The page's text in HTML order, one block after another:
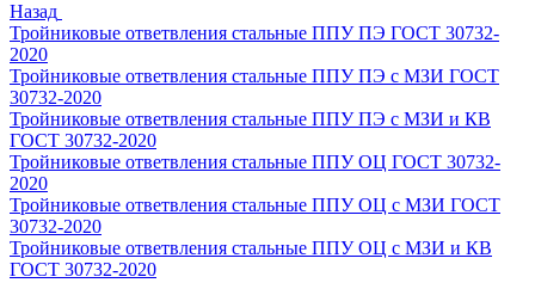
Назад
Тройниковые ответвления стальные ППУ ПЭ ГОСТ 30732-
2020
Тройниковые ответвления стальные ППУ ПЭ с МЗИ ГОСТ
30732-2020
Тройниковые ответвления стальные ППУ ПЭ с МЗИ и КВ
ГОСТ 30732-2020
Тройниковые ответвления стальные ППУ ОЦ ГОСТ 30732-
2020
Тройниковые ответвления стальные ППУ ОЦ с МЗИ ГОСТ
30732-2020
Тройниковые ответвления стальные ППУ ОЦ с МЗИ и КВ
ГОСТ 30732-2020